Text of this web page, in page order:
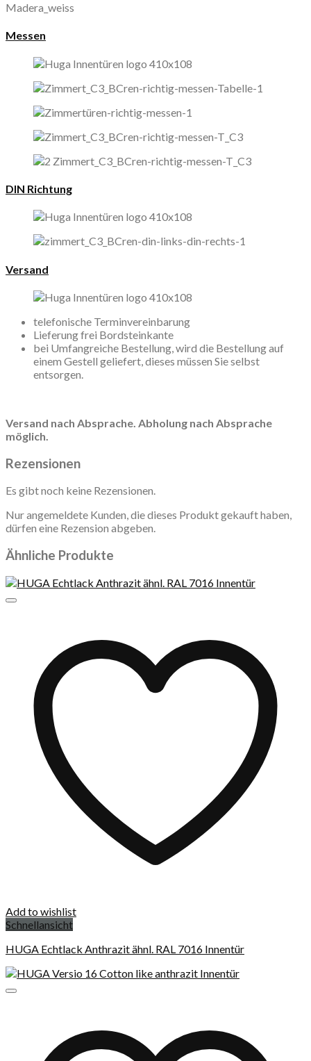
Madera_weiss
Messen
DIN Richtung
Versand
telefonische Terminvereinbarung
Lieferung frei Bordsteinkante
bei Umfangreiche Bestellung, wird die Bestellung auf
einem Gestell geliefert, dieses müssen Sie selbst
entsorgen.
Versand nach Absprache. Abholung nach Absprache
möglich.
Rezensionen
Es gibt noch keine Rezensionen.
Nur angemeldete Kunden, die dieses Produkt gekauft haben,
dürfen eine Rezension abgeben.
Ähnliche Produkte
Add to wishlist
Schnellansicht
HUGA Echtlack Anthrazit ähnl. RAL 7016 Innentür